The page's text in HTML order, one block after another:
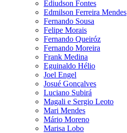
Ediudson Fontes
Edmilson Ferreira Mendes
Fernando Sousa
Felipe Morais
Fernando Queiróz
Fernando Moreira
Frank Medina
Eguinaldo Hélio
Joel Engel
Josué Gonçalves
Luciano Subirá
Magali e Sergio Leoto
Mari Mendes
Mário Moreno
Marisa Lobo